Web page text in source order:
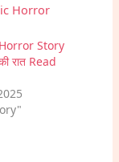
Story
रात Read